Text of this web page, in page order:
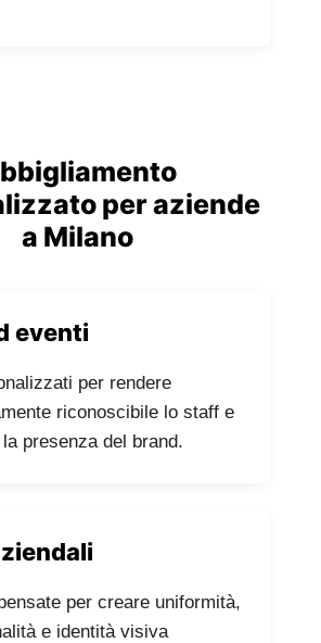
per aziende
a Milano
eventi
per rendere
riconoscibile lo staff e
presenza del brand.
per creare uniformità,
e identità visiva